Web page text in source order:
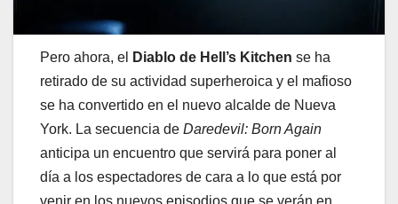
Pero ahora, el Diablo de Hell’s Kitchen se ha
retirado de su actividad superheroica y el mafioso
se ha convertido en el nuevo alcalde de Nueva
York. La secuencia de Daredevil: Born Again
anticipa un encuentro que servirá para poner al
día a los espectadores de cara a lo que está por